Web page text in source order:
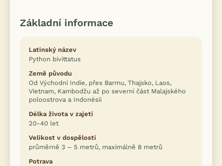
Základní informace
Latinský název
Python bivittatus
Země původu
Od Východní Indie, přes Barmu, Thajsko, Laos,
Vietnam, Kambodžu až po severní část Malajského
poloostrova a Indonésii
Délka života v zajetí
20-40 let
Velikost v dospělosti
průměrně 3 – 5 metrů, maximálně 8 metrů
Potrava